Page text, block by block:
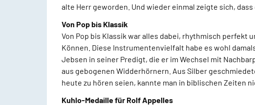
alte Herr geworden. Und wieder einmal zeigte sich,
Von Pop bis Klassik
Von Pop bis Klassik war alles dabei, rhythmisch perfekt
Können. Diese Instrumentenvielfalt habe es wohl
Jebsen in seiner Predigt, die er im Wechsel mit
aus gebogenen Widderhörnern. Aus Silber
heute zu hören seien, kannte man in biblischen Zeiten
Kuhlo-Medaille für Rolf Appelles